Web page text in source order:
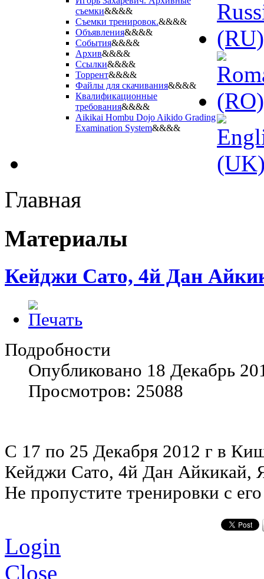
съемки&&&&
Съемки тренировок.&&&&
Объявления&&&&
События&&&&
Архив&&&&
Ссылки&&&&
Торрент&&&&
Файлы для скачивания&&&&
Квалификационные
требования&&&&
Aikikai Hombu Dojo Aikido Grading
Examination System&&&&
Главная
Материалы
Кейджи Сато, 4й Дан
Подробности
Опубликовано 18 Декабрь
Просмотров: 25088
С 17 по 25 Декабря 2012 г в
Кейджи Сато, 4й Дан Айкикай,
Не пропустите тренировки с
Login
Close